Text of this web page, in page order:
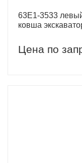
63E1-3533
ковша
Цена по